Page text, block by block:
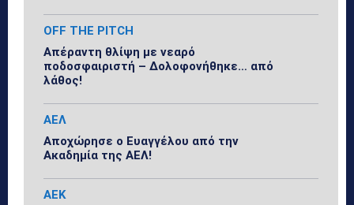
OFF THE PITCH
Απέραντη θλίψη με νεαρό
ποδοσφαιριστή – Δολοφονήθηκε… από
λάθος!
ΑΕΛ
Αποχώρησε ο Ευαγγέλου από την
Ακαδημία της ΑΕΛ!
ΑΕΚ